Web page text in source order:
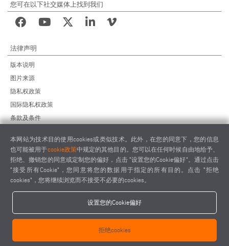
您可在以下社交媒体上找到我们
法律声明
版本说明
图片来源
隐私权政策
国际隐私权政策
条款及条件
供应商行为准则
elumatec AG - Pinacher Straße 61 - 75417 Mühlacker - Germany - Phone+49 7041-14 0
mail@elumatec.com
elumatec AG infocenter - Lugwaldstraße 20 - 75417 Mühlacker - Germany
本网站为技术目的使用cookies或类似技术。此外，在您的同意下，您的信息
也可能被用于cookie政策中规定的其他目的。您可以在任何时候自由地给予、
拒绝、撤销您的同意或定制您的偏好，点击 "设置您的Cookie偏好"。通过点击
"接受所有Cookie"，您同意将您的数据用于指定的所有目的。点击 "拒绝
cookies"，您将继续浏览而不接受不必要的cookies。
设置您的Cookie偏好
拒绝cookies